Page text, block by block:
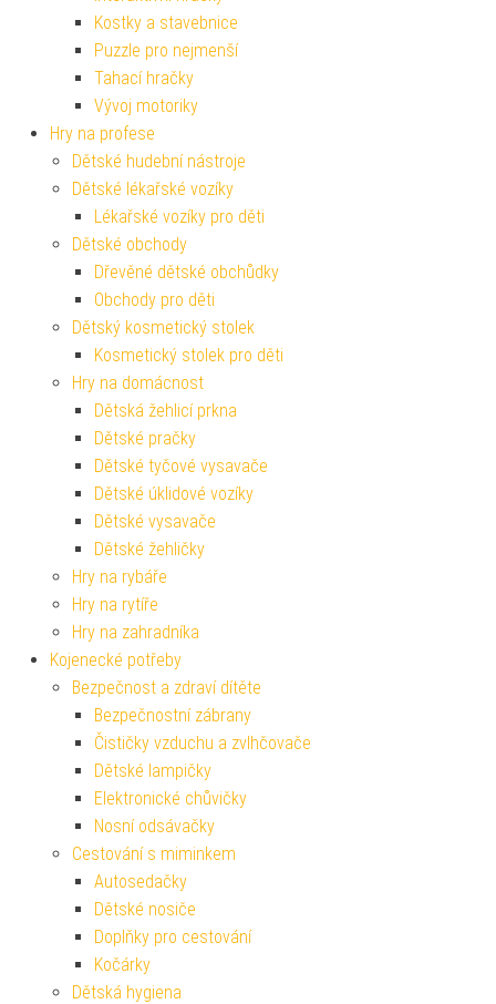
Kostky a stavebnice
Puzzle pro nejmenší
Tahací hračky
Vývoj motoriky
Hry na profese
Dětské hudební nástroje
Dětské lékařské vozíky
Lékařské vozíky pro děti
Dětské obchody
Dřevěné dětské obchůdky
Obchody pro děti
Dětský kosmetický stolek
Kosmetický stolek pro děti
Hry na domácnost
Dětská žehlicí prkna
Dětské pračky
Dětské tyčové vysavače
Dětské úklidové vozíky
Dětské vysavače
Dětské žehličky
Hry na rybáře
Hry na rytíře
Hry na zahradníka
Kojenecké potřeby
Bezpečnost a zdraví dítěte
Bezpečnostní zábrany
Čističky vzduchu a zvlhčovače
Dětské lampičky
Elektronické chůvičky
Nosní odsávačky
Cestování s miminkem
Autosedačky
Dětské nosiče
Doplňky pro cestování
Kočárky
Dětská hygiena